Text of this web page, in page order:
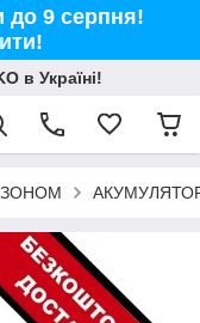
до 9 серпня!
в Україні!